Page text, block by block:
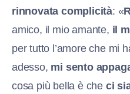
rinnovata complicità: «
amico, il mio amante, il
per tutto l’amore che mi
adesso, mi sento
cosa più bella è che ci